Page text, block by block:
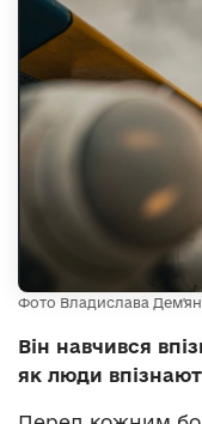
Фото Владислава
Він навчився
як люди